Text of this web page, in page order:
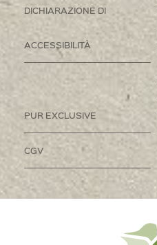
DICHIARAZIONE DI
ACCESSIBILITÀ
PUR EXCLUSIVE
CGV